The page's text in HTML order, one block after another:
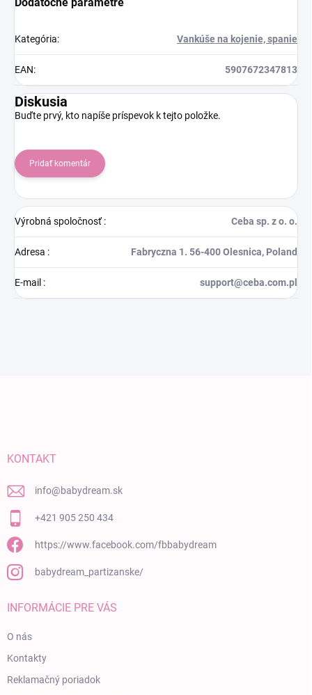
Dodatočné parametre
Kategória: Vankúše na kojenie, spanie
EAN: 5907672347813
Diskusia
Buďte prvý, kto napíše príspevok k tejto položke.
Pridať komentár
Výrobná spoločnosť: Ceba sp. z o. o.
Adresa : Fabryczna 1. 56-400 Olesnica, Poland
E-mail : support@ceba.com.pl
KONTAKT
info@babydream.sk
+421 905 250 434
https://www.facebook.com/fbbabydream
babydream_partizanske/
INFORMÁCIE PRE VÁS
O nás
Kontakty
Reklamačný poriadok